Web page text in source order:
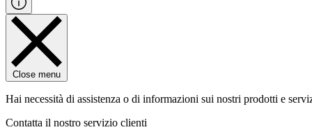
Close menu
Hai necessità di assistenza o di informazioni sui nostri prodotti e
Contatta il nostro servizio clienti